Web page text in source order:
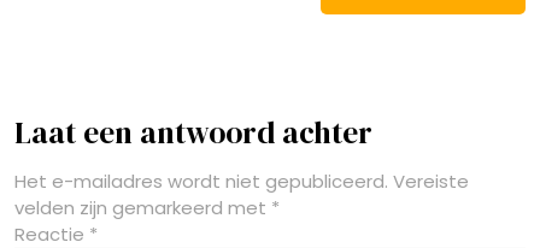
Laat een antwoord achter
Het e-mailadres wordt niet gepubliceerd. Vereiste
velden zijn gemarkeerd met *
Reactie *